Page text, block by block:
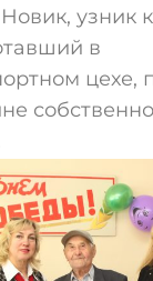
узник
в
цехе,